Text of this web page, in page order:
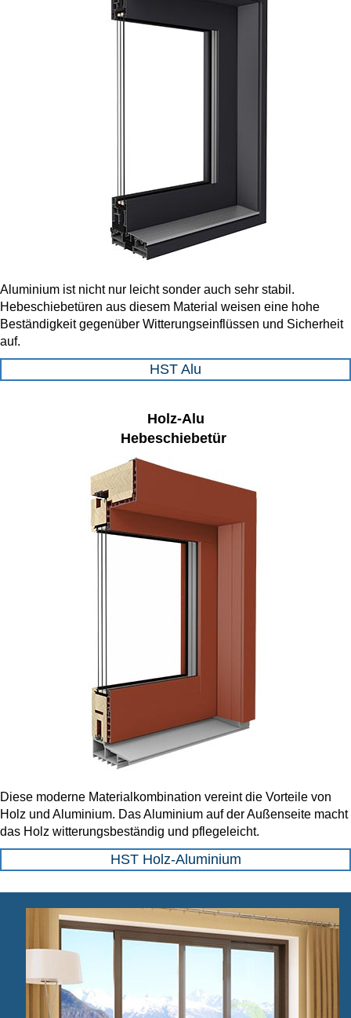
Aluminium ist nicht nur leicht sonder auch sehr stabil.
Hebeschiebetüren aus diesem Material weisen eine hohe
Beständigkeit gegenüber Witterungseinflüssen und Sicherheit
auf.
HST Alu
Holz-Alu
Hebeschiebetür
Diese moderne Materialkombination vereint die Vorteile von
Holz und Aluminium. Das Aluminium auf der Außenseite macht
das Holz witterungsbeständig und pflegeleicht.
HST Holz-Aluminium